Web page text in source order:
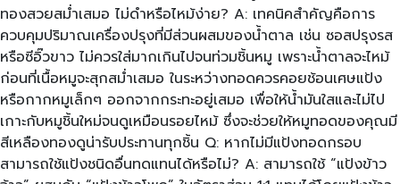
ทองสวยสม่ำเสมอ ไม่ดำหรือไหม้ง่าย? A: เทคนิคสำคัญคือการ
ควบคุมปริมาณเครื่องปรุงที่มีส่วนผสมของน้ำตาล เช่น ซอสปรุงรส
หรือซีอิ๊วขาว ไม่ควรใส่มากเกินไปจนท่วมชิ้นหมู เพราะน้ำตาลจะไหม้
ก่อนที่เนื้อหมูจะสุกสม่ำเสมอ ในระหว่างทอดควรคอยช้อนเศษแป้ง
หรือกากหมูเล็กๆ ออกจากกระทะอยู่เสมอ เพื่อให้น้ำมันใสและไม่ไป
เกาะกับหมูชิ้นใหม่จนดูเหมือนรอยไหม้ ซึ่งจะช่วยให้หมูทอดของคุณมี
สีเหลืองทองดูน่ารับประทานทุกชิ้น Q: หากไม่มีแป้งทอดกรอบ
สามารถใช้แป้งชนิดอื่นทดแทนได้หรือไม่? A: สามารถใช้ “แป้งข้าว